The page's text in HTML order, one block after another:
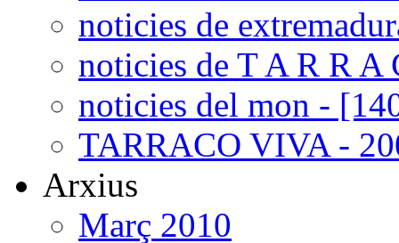
noticies de
noticies de T A R R A
noticies del mon -
TARRACO VIVA -
Arxius
Març 2010